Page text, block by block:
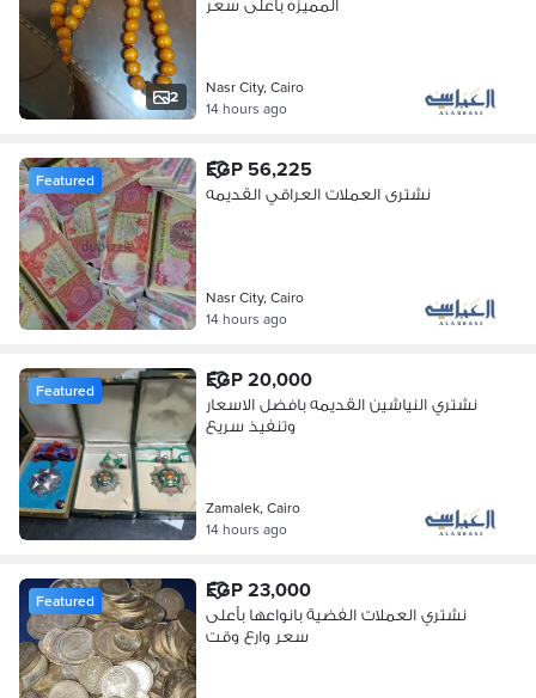
2
المميزه باعلى سعر
Nasr City, Cairo
14 hours ago
Featured EGP 56,225
نشترى العملات العراقي القديمه
Nasr City, Cairo
14 hours ago
Featured EGP 20,000
نشتري النياشين القديمه بافضل الاسعار
وتنفيذ سريع
Zamalek, Cairo
14 hours ago
Featured EGP 23,000
نشتري العملات الفضية بانواعها بأعلى
سعر وارع وقت